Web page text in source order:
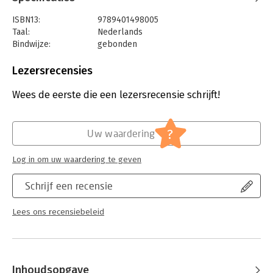
ISBN13:
9789401498005
Taal:
Nederlands
Bindwijze:
gebonden
Uitgever:
Verschijningsdatum:
16-4-2024
Lezersrecensies
Wees de eerste die een lezersrecensie schrijft!
Schrijf een recensie
Lees ons recensiebeleid
Uw waardering ?
Log in om uw waardering te geven
Inhoudsopgave